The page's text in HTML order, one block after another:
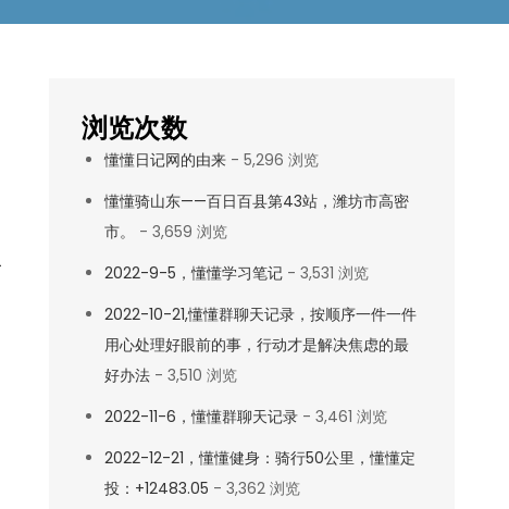
浏览次数
懂懂日记网的由来- 5,296 浏览
懂懂骑山东——百日百县第43站，潍坊市高密
市。
- 3,659 浏览
2022-9-5，懂懂学习笔记- 3,531 浏览
2022-10-21,懂懂群聊天记录，按顺序一件一件
用心处理好眼前的事，行动才是解决焦虑的最
好办法- 3,510 浏览
2022-11-6，懂懂群聊天记录- 3,461 浏览
2022-12-21，懂懂健身：骑行50公里，懂懂定
投：+12483.05 - 3,362 浏览